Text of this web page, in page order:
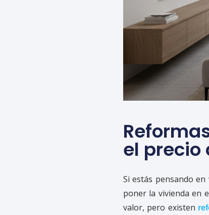
el precio
Si estás pensando
poner la vivienda en
valor, pero existen